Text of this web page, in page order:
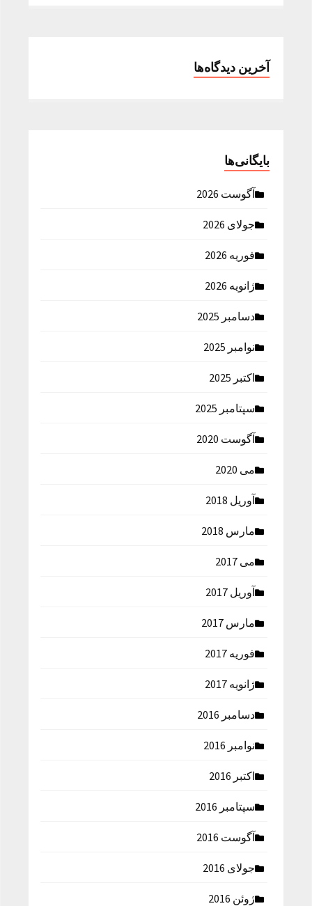
آخرین دیدگاه‌ها
بایگانی‌ها
آگوست 2026
جولای 2026
فوریه 2026
ژانویه 2026
دسامبر 2025
نوامبر 2025
اکتبر 2025
سپتامبر 2025
آگوست 2020
می 2020
آوریل 2018
مارس 2018
می 2017
آوریل 2017
مارس 2017
فوریه 2017
ژانویه 2017
دسامبر 2016
نوامبر 2016
اکتبر 2016
سپتامبر 2016
آگوست 2016
جولای 2016
ژوئن 2016